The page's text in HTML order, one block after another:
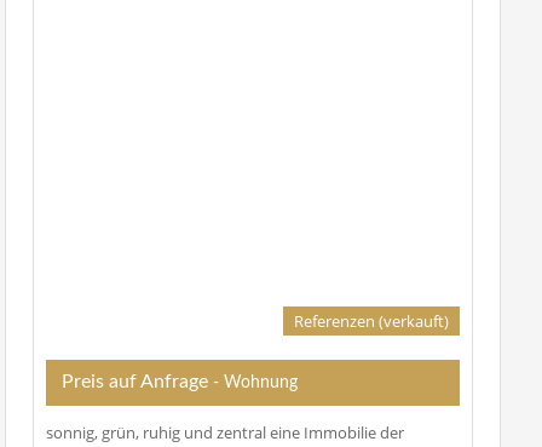
Referenzen (verkauft)
Preis auf Anfrage - Wohnung
sonnig, grün, ruhig und zentral eine Immobilie der